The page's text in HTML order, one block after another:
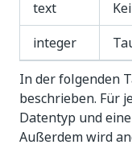
text
integer
In der folgenden
beschrieben. Für
Datentyp und
Außerdem wird